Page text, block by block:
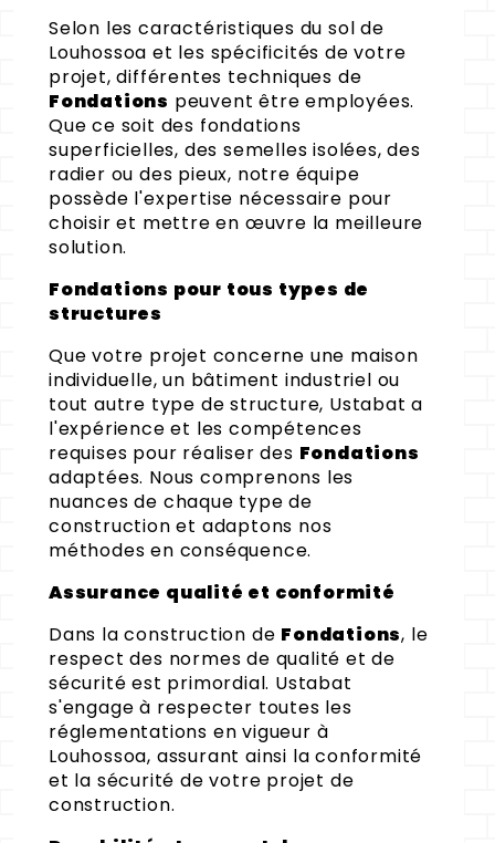
Selon les caractéristiques du sol de
Louhossoa et les spécificités de votre
projet, différentes techniques de
Fondations peuvent être employées.
Que ce soit des fondations
superficielles, des semelles isolées, des
radier ou des pieux, notre équipe
possède l'expertise nécessaire pour
choisir et mettre en œuvre la meilleure
solution.
Fondations pour tous types de
structures
Que votre projet concerne une maison
individuelle, un bâtiment industriel ou
tout autre type de structure, Ustabat a
l'expérience et les compétences
requises pour réaliser des Fondations
adaptées. Nous comprenons les
nuances de chaque type de
construction et adaptons nos
méthodes en conséquence.
Assurance qualité et conformité
Dans la construction de Fondations, le
respect des normes de qualité et de
sécurité est primordial. Ustabat
s'engage à respecter toutes les
réglementations en vigueur à
Louhossoa, assurant ainsi la conformité
et la sécurité de votre projet de
construction.